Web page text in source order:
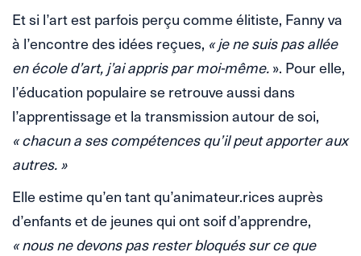
Et si l’art est parfois perçu comme élitiste, Fanny va
à l’encontre des idées reçues, « je ne suis pas allée
en école d’art, j’ai appris par moi-même.». Pour elle,
l’éducation populaire se retrouve aussi dans
l’apprentissage et la transmission autour de soi,
« chacun a ses compétences qu’il peut apporter aux
autres. »
Elle estime qu’en tant qu’animateur.rices auprès
d’enfants et de jeunes qui ont soif d’apprendre,
« nous ne devons pas rester bloqués sur ce que